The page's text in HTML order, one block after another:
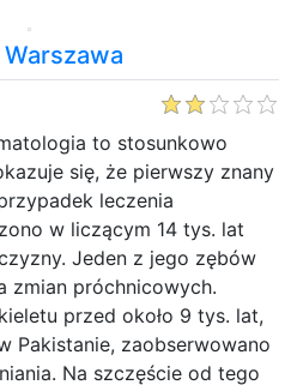
to stosunkowo
się, że pierwszy znany
leczenia
w liczącym 14 tys. lat
Jeden z jego zębów
zmian próchnicowych.
przed około 9 tys. lat,
Pakistanie, zaobserwowano
Na szczęście od tego